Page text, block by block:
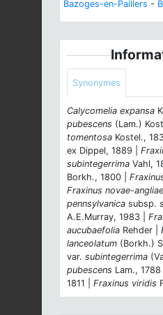
Bazoges-en-Paillers -
Synonymes
Calycomelia expansa
pubescens (Lam.)
tomentosa Kostel.,
ex Dippel, 1889 |
subintegerrima Vahl,
Borkh., 1800 |
Fraxinus novae-angliae
pennsylvanica subsp.
A.E.Murray, 1983 |
aucubaefolia Rehder |
lanceolatum (Borkh.)
var. subintegerrima
pubescens Lam., 1788
1811 | Fraxinus viridis